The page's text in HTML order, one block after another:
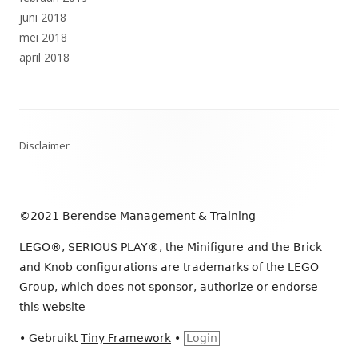
juni 2018
mei 2018
april 2018
inhoud
Disclaimer
©2021 Berendse Management & Training
LEGO®, SERIOUS PLAY®, the Minifigure and the Brick
and Knob configurations are trademarks of the LEGO
Group, which does not sponsor, authorize or endorse
this website
• GebruiktTiny Framework • Login